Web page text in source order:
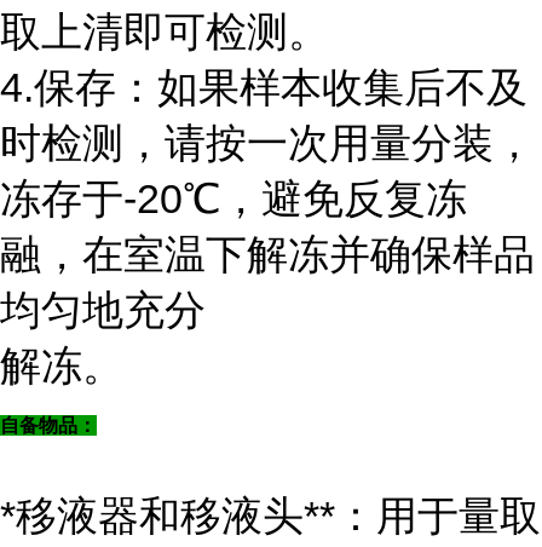
取上清即可检测。
4.保存：如果样本收集后不及
时检测，请按一次用量分装，
冻存于-20℃，避免反复冻
融，在室温下解冻并确保样品
均匀地充分
解冻。
自备物品：
*移液器和移液头**：用于量取